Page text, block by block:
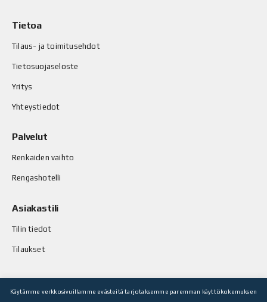
Tietoa
Tilaus- ja toimitusehdot
Tietosuojaseloste
Yritys
Yhteystiedot
Palvelut
Renkaiden vaihto
Rengashotelli
Asiakastili
Tilin tiedot
Tilaukset
Käytämme verkkosivuillamme evästeitä tarjotaksemme paremman käyttökokemuksen